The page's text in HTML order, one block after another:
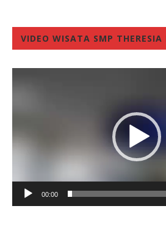
VIDEO WISATA SMP
00:00